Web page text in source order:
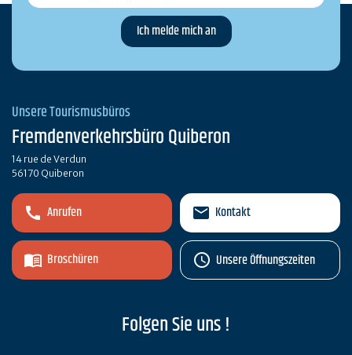
Unsere Tourismusbüros
Fremdenverkehrsbüro Quiberon
14 rue de Verdun
56170 Quiberon
Anrufen
Broschüren
Kontakt
Unsere Öffnungszeiten
Folgen Sie uns !